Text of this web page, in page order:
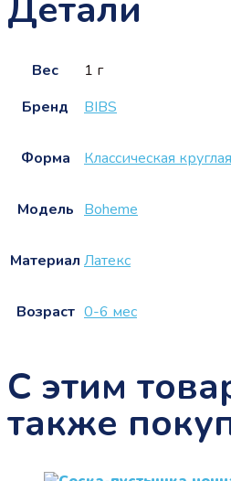
Детали
Вес
1 г
Бренд
BIBS
Форма Классическая круглая
Модель Boheme
Материал Латекс
Возраст 0-6 мес
С этим
также